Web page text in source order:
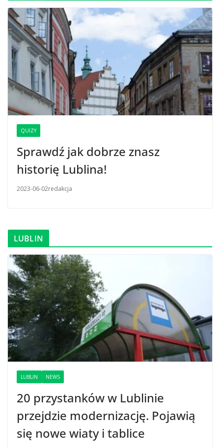
QUIZY
Sprawdź jak dobrze znasz
historię Lublina!
2023-06-02redakcja
LUBLIN
LUBLIN NEWS
20 przystanków w Lublinie
przejdzie modernizację. Pojawią
się nowe wiaty i tablice